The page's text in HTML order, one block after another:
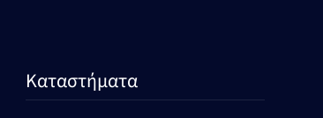
Καταστήματα